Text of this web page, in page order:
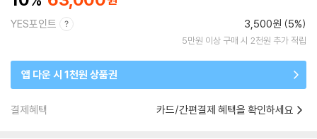
YES포인트 3,500원 (5%)
5만원 이상 구매 시 2천원 추가 적립
앱 다운 시 1천원 상품권
결제혜택 카드/간편결제 혜택을 확인하세요